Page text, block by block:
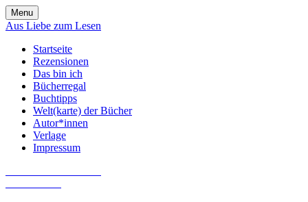
Skip
to
Menu
Aus Liebe zum Lesen
Startseite
Rezensionen
Das bin ich
Bücherregal
Buchtipps
Welt(karte) der Bücher
Autor*innen
Verlage
Impressum